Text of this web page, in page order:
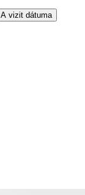
A vizit dátuma